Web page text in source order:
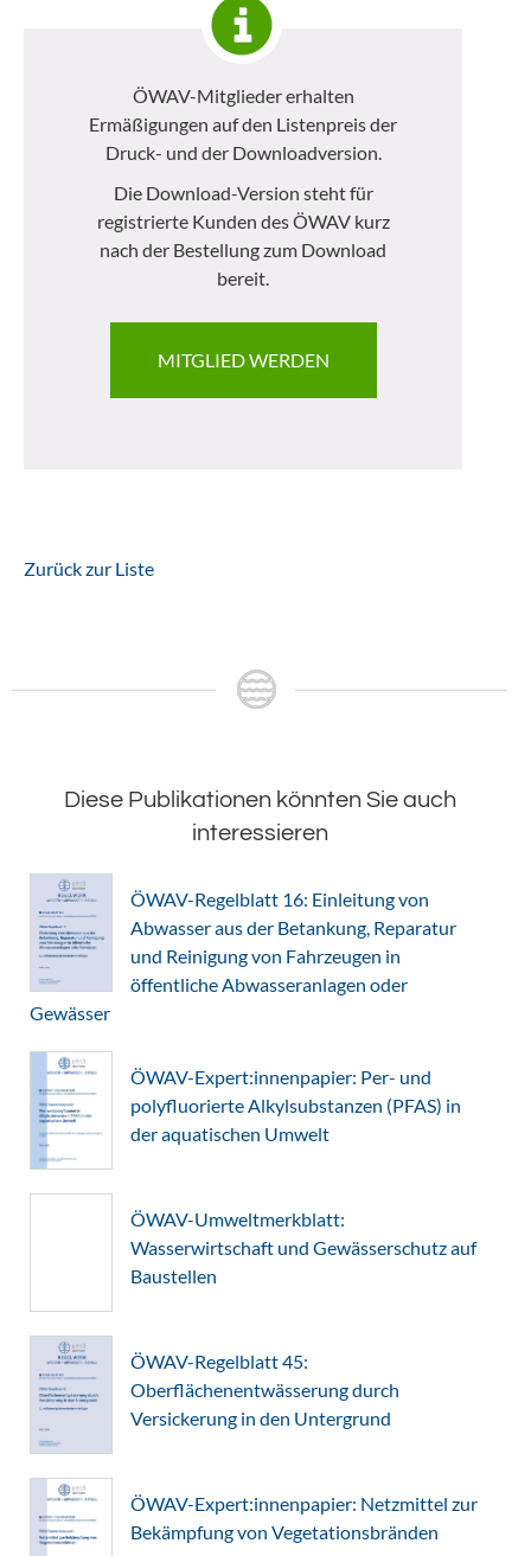
ÖWAV-Mitglieder erhalten
Ermäßigungen auf den Listenpreis der
Druck- und der Downloadversion.
Die Download-Version steht für
registrierte Kunden des ÖWAV kurz
nach der Bestellung zum Download
bereit.
MITGLIED WERDEN
Zurück zur Liste
Diese Publikationen könnten Sie auch
interessieren
ÖWAV-Regelblatt 16: Einleitung von
Abwasser aus der Betankung, Reparatur
und Reinigung von Fahrzeugen in
öffentliche Abwasseranlagen oder
Gewässer
ÖWAV-Expert:innenpapier: Per- und
polyfluorierte Alkylsubstanzen (PFAS) in
der aquatischen Umwelt
ÖWAV-Umweltmerkblatt:
Wasserwirtschaft und Gewässerschutz auf
Baustellen
ÖWAV-Regelblatt 45:
Oberflächenentwässerung durch
Versickerung in den Untergrund
ÖWAV-Expert:innenpapier: Netzmittel zur
Bekämpfung von Vegetationsbränden